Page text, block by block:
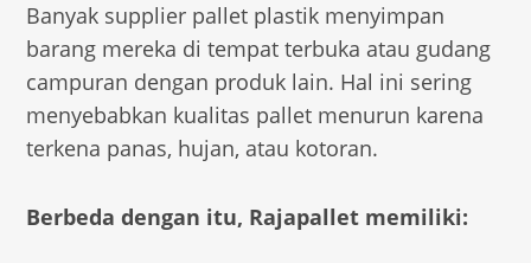
Banyak supplier pallet plastik menyimpan
barang mereka di tempat terbuka atau gudang
campuran dengan produk lain. Hal ini sering
menyebabkan kualitas pallet menurun karena
terkena panas, hujan, atau kotoran.
Berbeda dengan itu, Rajapallet memiliki: